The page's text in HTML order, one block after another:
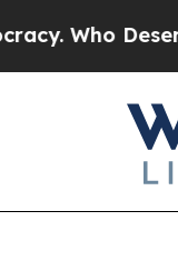
Deserves